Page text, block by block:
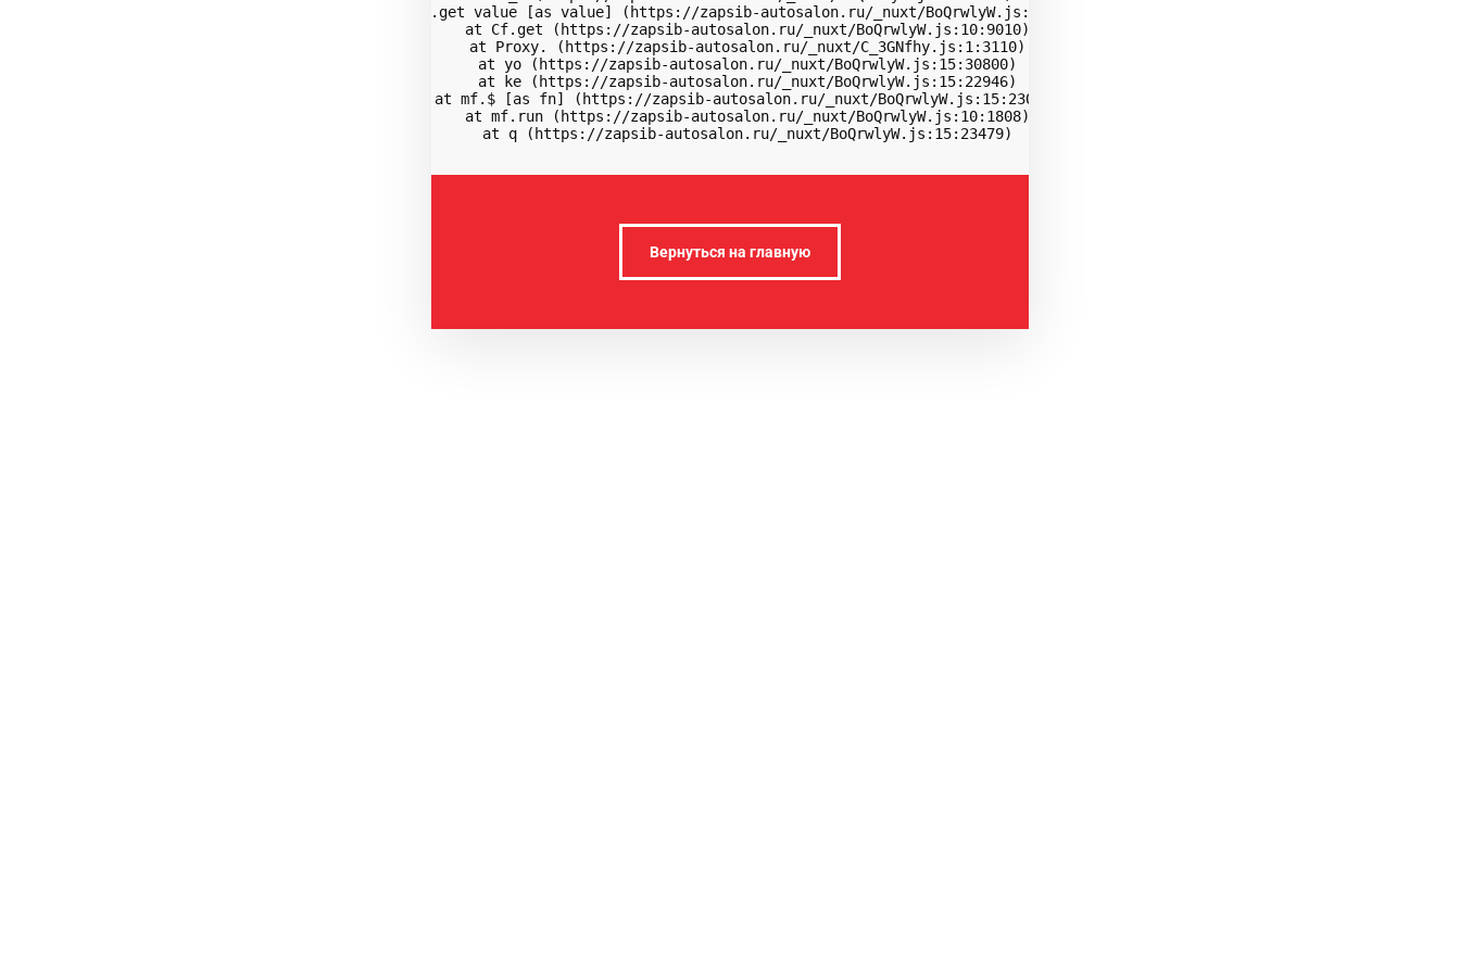
    at Eg.get value [as value] (https://zapsib-autosalon.ru/_nuxt/BoQrwlyW.js:10:14840)
    at Cf.get (https://zapsib-autosalon.ru/_nuxt/BoQrwlyW.js:10:9010)
    at Proxy.
(https://zapsib-autosalon.ru/_nuxt/C_3GNfhy.js:1:3110)
    at yo (https://zapsib-autosalon.ru/_nuxt/BoQrwlyW.js:15:30800)
    at ke (https://zapsib-autosalon.ru/_nuxt/BoQrwlyW.js:15:22946)
    at mf.$ [as fn] (https://zapsib-autosalon.ru/_nuxt/BoQrwlyW.js:15:23026)
    at mf.run (https://zapsib-autosalon.ru/_nuxt/BoQrwlyW.js:10:1808)
    at q (https://zapsib-autosalon.ru/_nuxt/BoQrwlyW.js:15:23479)
Вернуться на главную